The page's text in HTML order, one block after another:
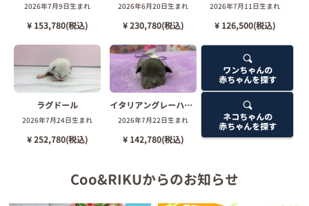
2026年7月9日生まれ
¥ 153,780(税込)
2026年6月20日生まれ
¥ 230,780(税込)
2026年7月11日生まれ
¥ 126,500(税込)
ラグドール
2026年7月24日生まれ
¥ 252,780(税込)
イタリアングレーハウンド
2026年7月22日生まれ
¥ 142,780(税込)
ワンちゃんの
赤ちゃんを探す
ネコちゃんの
赤ちゃんを探す
Coo&RIKUからのお知らせ